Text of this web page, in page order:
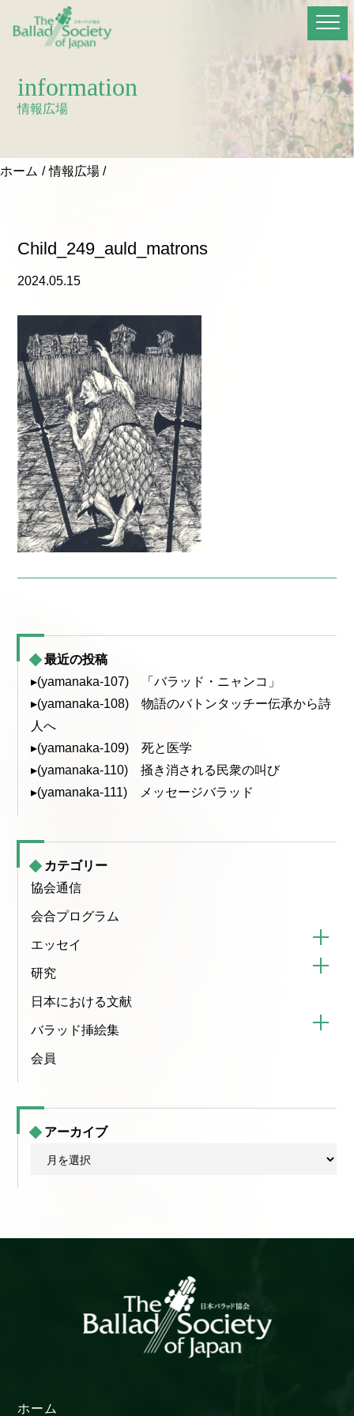
information
情報広場
ホーム 情報広場
Child_249_auld_matrons
2024.05.15
最近の投稿
▸(yamanaka-107) 「バラッド・ニャンコ」
▸(yamanaka-108) 物語のバトンタッチー伝承から詩
人へ
▸(yamanaka-109) 死と医学
▸(yamanaka-110) 掻き消される民衆の叫び
▸(yamanaka-111) メッセージバラッド
カテゴリー
協会通信
会合プログラム
エッセイ
研究
日本における文献
バラッド挿絵集
会員
アーカイブ
ブ
ホーム